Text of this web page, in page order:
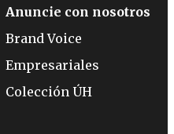
Anuncie con nosotros
Brand Voice
Empresariales
Colección ÚH